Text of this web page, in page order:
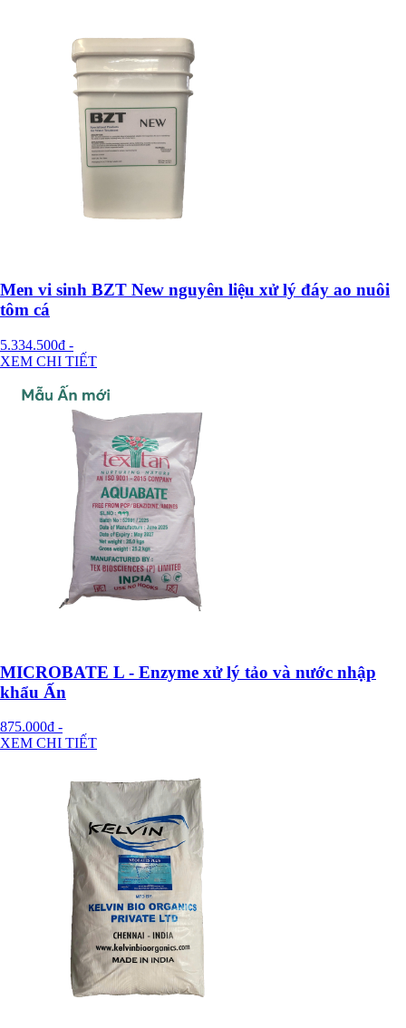
Men vi sinh BZT New nguyên liệu xử lý đáy ao nuôi
tôm cá
5.334.500đ -
XEM CHI TIẾT
MICROBATE L - Enzyme xử lý tảo và nước nhập
khẩu Ấn
875.000đ -
XEM CHI TIẾT